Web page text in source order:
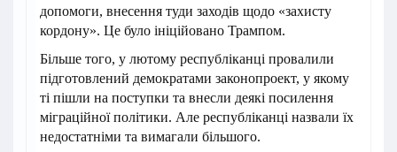
допомоги, внесення туди заходів щодо «захисту
кордону». Це було ініційовано Трампом.
Більше того, у лютому республіканці провалили
підготовлений демократами законопроект, у якому
ті пішли на поступки та внесли деякі посилення
міграційної політики. Але республіканці назвали їх
недостатніми та вимагали більшого.